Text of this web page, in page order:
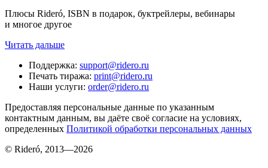
Плюсы Rideró, ISBN в подарок, буктрейлеры, вебинары
и многое другое
Читать дальше
Поддержка: support@ridero.ru
Печать тиража: print@ridero.ru
Наши услуги: order@ridero.ru
Предоставляя персональные данные по указанным
контактным данным, вы даёте своё согласие на условиях,
определенных Политикой обработки персональных данных
© Rideró, 2013—2026